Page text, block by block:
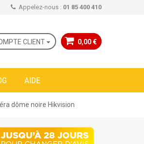
Appelez-nous : 01 85 400 410
0,00 €
CLIENT
AIDE
dôme noire Hikvision